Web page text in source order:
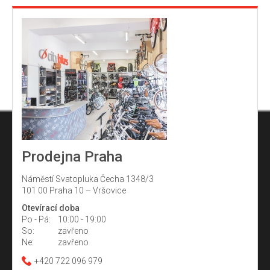
ý
p
i
s
u
Prodejna Praha
Náměstí Svatopluka Čecha 1348/3
101 00 Praha 10 – Vršovice
Otevírací doba
Po - Pá:
10:00 - 19:00
So:
zavřeno
Ne:
zavřeno
+420 722 096 979